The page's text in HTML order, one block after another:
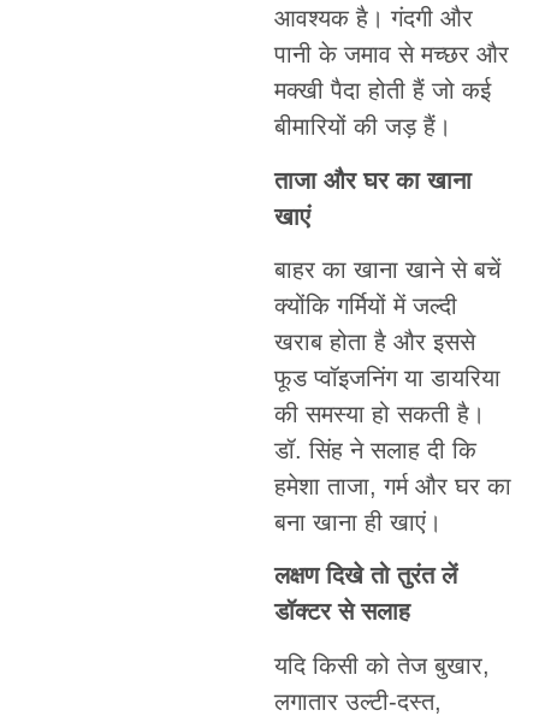
आवश्यक है। गंदगी और
पानी के जमाव से मच्छर और
मक्खी पैदा होती हैं जो कई
बीमारियों की जड़ हैं।
ताजा और घर का खाना
खाएं
बाहर का खाना खाने से बचें
क्योंकि गर्मियों में जल्दी
खराब होता है और इससे
फूड प्वॉइजनिंग या डायरिया
की समस्या हो सकती है।
डॉ. सिंह ने सलाह दी कि
हमेशा ताजा, गर्म और घर का
बना खाना ही खाएं।
लक्षण दिखे तो तुरंत लें
डॉक्टर से सलाह
यदि किसी को तेज बुखार,
लगातार उल्टी-दस्त,